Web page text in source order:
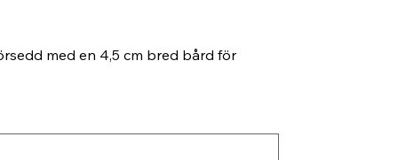
med en 4,5 cm bred bård för